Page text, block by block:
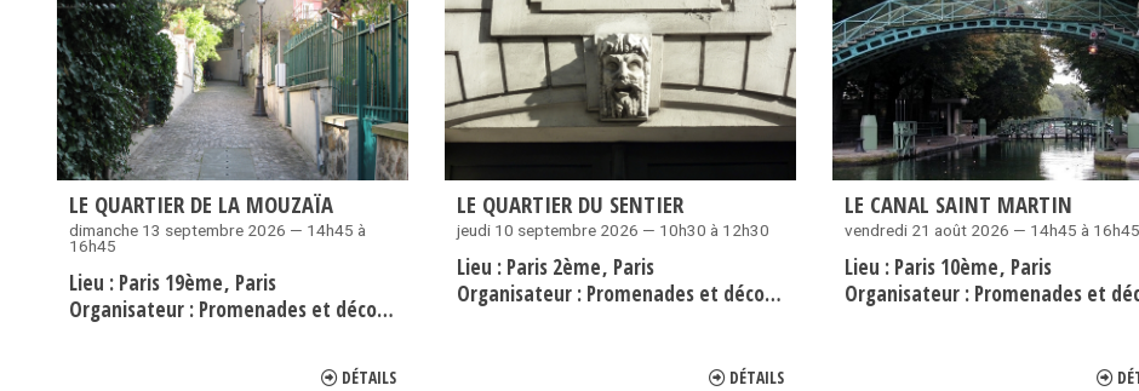
LE QUARTIER DE LA MOUZAÏA
dimanche 13 septembre 2026 — 14h45 à
16h45
Lieu : Paris 19ème Paris
Organisateur : Promenades et découvertes - Evremond Bac
DÉTAILS
LE QUARTIER DU SENTIER
jeudi 10 septembre 2026 — 10h30 à 12h30
Lieu : Paris 2ème Paris
Organisateur : Promenades et découvertes - Evremond Bac
DÉTAILS
LE CANAL SAINT MARTIN
vendredi 21 août 2026 — 14h45 à 16h45
Lieu : Paris 10ème Paris
Organisateur : Promenades et découvertes -